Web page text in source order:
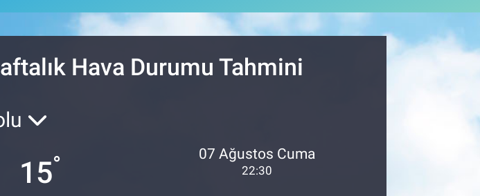
BİST100
13.773 %-19
BITCOIN
65.130,04 %1.2
Hava Durumu Tahmini
15° 07 Ağustos Cuma
22:30